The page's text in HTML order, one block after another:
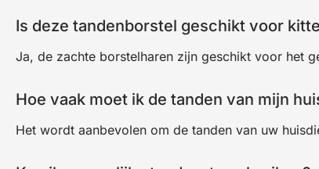
Is deze tandenborstel geschikt voor
Ja, de zachte borstelharen zijn geschikt voor het
Hoe vaak moet ik de tanden van mijn
Het wordt aanbevolen om de tanden van uw